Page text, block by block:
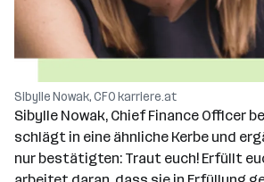
Sibylle Nowak, CFO karriere.at
Sibylle Nowak, Chief Finance Officer
schlägt in eine ähnliche Kerbe und
nur bestätigten: Traut euch! Erfüllt